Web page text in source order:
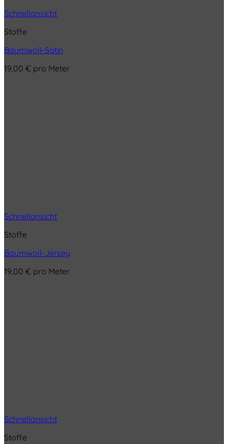
Schnellansicht
Stoffe
Baumwoll-Satin
19,00 € pro Meter
Schnellansicht
Stoffe
Baumwoll-Jersey
19,00 € pro Meter
Schnellansicht
Stoffe